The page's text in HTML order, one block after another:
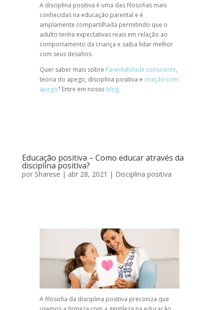
A disciplina positiva é uma das filosofias mais
conhecidas na educação parental e é
amplamente compartilhada permitindo que o
adulto tenha expectativas reais em relação ao
comportamento da criança e saiba lidar melhor
com seus desafios.
Quer saber mais sobre Parentalidade consciente,
teoria do apego, disciplina positiva e criação com
apego? Entre em nosso blog.
Educação positiva – Como educar através da
disciplina positiva?
por Sharese | abr 28, 2021 | Disciplina positiva
A filosofia da disciplina positiva preconiza que